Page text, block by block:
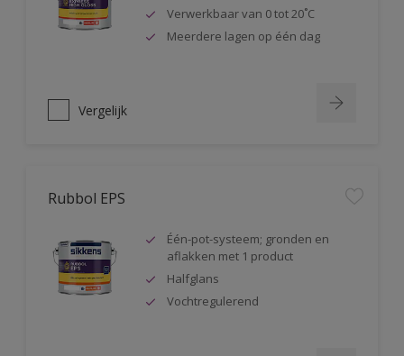
Verwerkbaar van 0 tot 20˚C
Meerdere lagen op één dag
Vergelijk
Rubbol EPS
Één-pot-systeem; gronden en
aflakken met 1 product
Halfglans
Vochtregulerend